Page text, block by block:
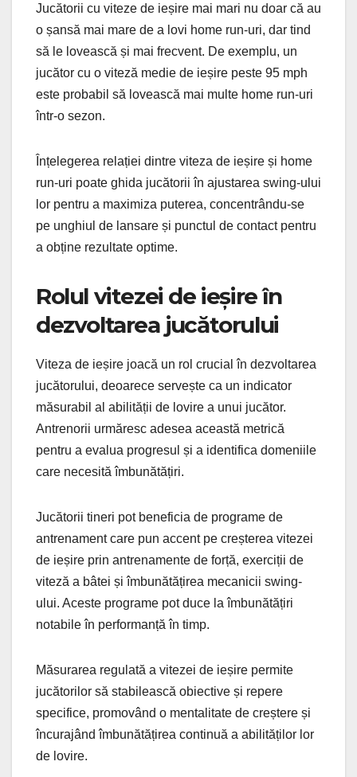
Jucătorii cu viteze de ieșire mai mari nu doar că au
o șansă mai mare de a lovi home run-uri, dar tind
să le lovească și mai frecvent. De exemplu, un
jucător cu o viteză medie de ieșire peste 95 mph
este probabil să lovească mai multe home run-uri
într-o sezon.
Înțelegerea relației dintre viteza de ieșire și home
run-uri poate ghida jucătorii în ajustarea swing-ului
lor pentru a maximiza puterea, concentrându-se
pe unghiul de lansare și punctul de contact pentru
a obține rezultate optime.
Rolul vitezei de ieșire în
dezvoltarea jucătorului
Viteza de ieșire joacă un rol crucial în dezvoltarea
jucătorului, deoarece servește ca un indicator
măsurabil al abilității de lovire a unui jucător.
Antrenorii urmăresc adesea această metrică
pentru a evalua progresul și a identifica domeniile
care necesită îmbunătățiri.
Jucătorii tineri pot beneficia de programe de
antrenament care pun accent pe creșterea vitezei
de ieșire prin antrenamente de forță, exerciții de
viteză a bâtei și îmbunătățirea mecanicii swing-
ului. Aceste programe pot duce la îmbunătățiri
notabile în performanță în timp.
Măsurarea regulată a vitezei de ieșire permite
jucătorilor să stabilească obiective și repere
specifice, promovând o mentalitate de creștere și
încurajând îmbunătățirea continuă a abilităților lor
de lovire.